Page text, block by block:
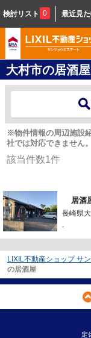
検討リスト 0 最近見
大村市の居酒屋
※物件情報の周辺施設
社では対応できません。
該当件数1件
居酒
長崎県
-
LIXIL不動産ショップ サ
の居酒屋
定